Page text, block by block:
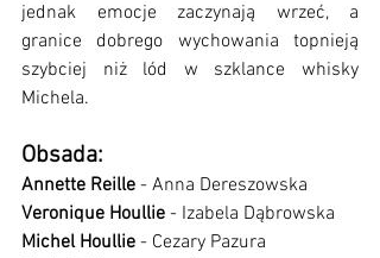
jednak emocje zaczynają wrzeć, a
granice dobrego wychowania topnieją
szybciej niż lód w szklance whisky
Michela.
Obsada:
Annette Reille - Anna Dereszowska
Veronique Houllie - Izabela Dąbrowska
Michel Houllie - Cezary Pazura